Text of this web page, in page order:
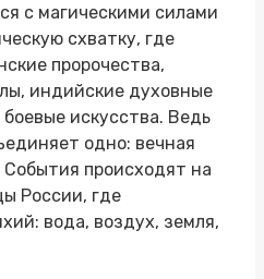
с магическими силами
схватку, где
пророчества,
индийские духовные
искусства. Ведь
одно: вечная
События происходят на
России, где
вода, воздух, земля,